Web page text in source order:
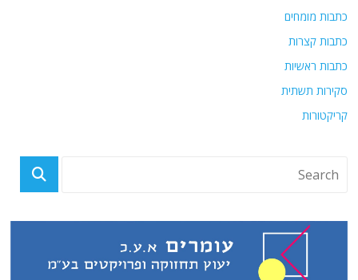
כתבות מומחים
כתבות קצרות
כתבות ראשיות
סקירות תשתית
קריקטורות